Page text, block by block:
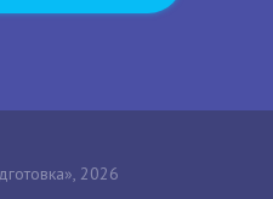
2026